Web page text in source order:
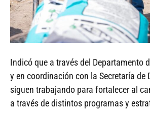
Indicó que a través del Departamento
y en coordinación con la Secretaría de
siguen trabajando para fortalecer al
a través de distintos programas y